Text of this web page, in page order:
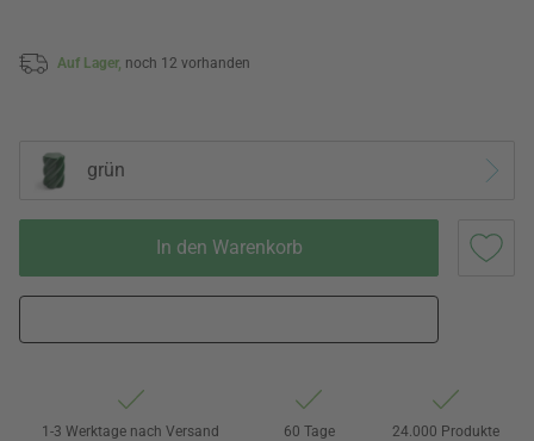
Auf Lager, noch 12 vorhanden
grün
In den Warenkorb
1-3 Werktage nach Versand
60 Tage
24.000 Produkte